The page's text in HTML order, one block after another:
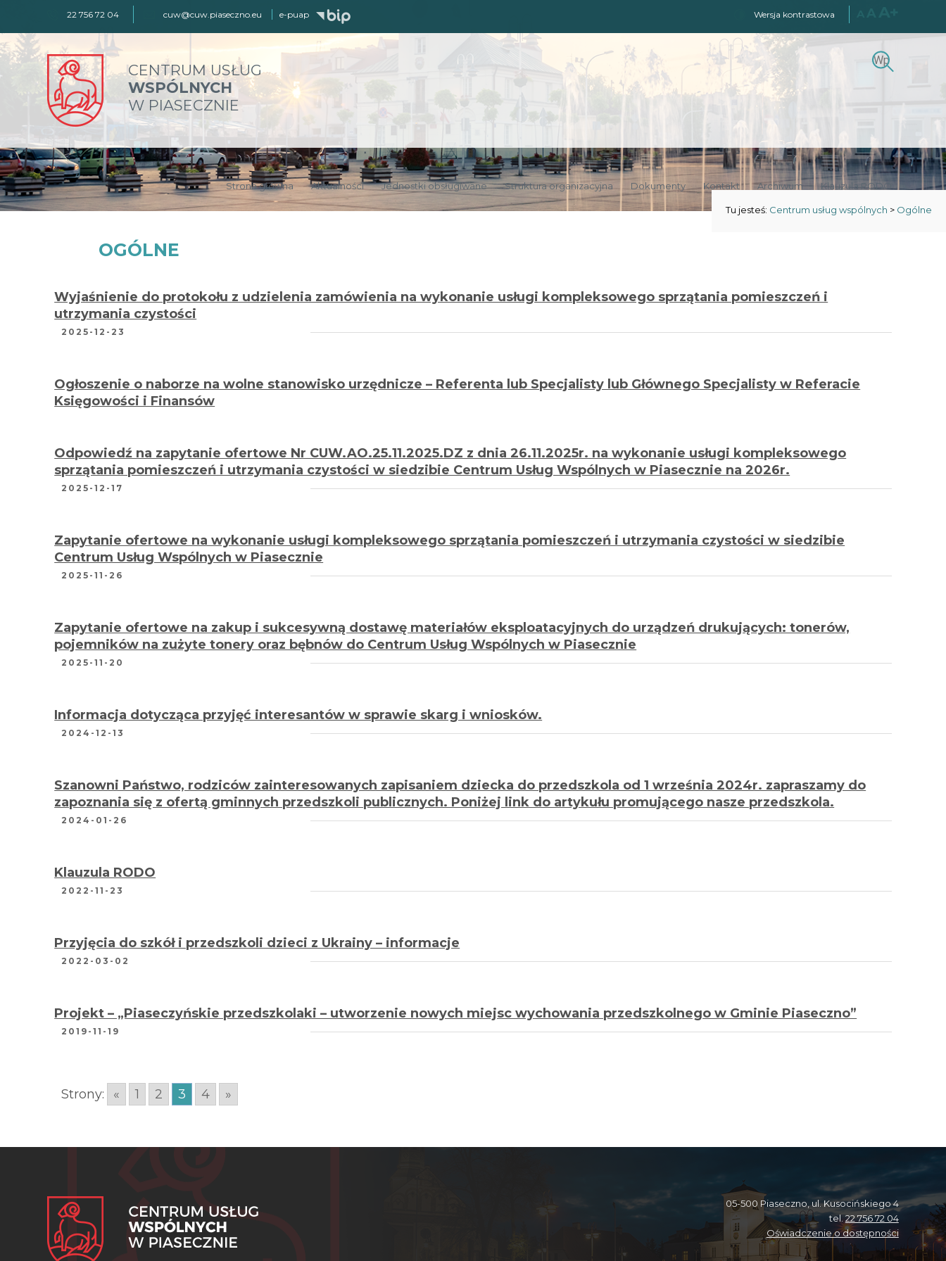
22 756 72 04 cuw@cuw.piaseczno.eu e-puap Wersja kontrastowa
CENTRUM USŁUG
WSPÓLNYCH
W PIASECZNIE
Strona główna Aktualności Jednostki obsługiwane Struktura organizacyjna Dokumenty Kontakt Archiwum Klauzula RODO
Szukaj:
Szukaj
Tu jesteś: Centrum usług wspólnych > Ogólne
OGÓLNE
Wyjaśnienie do protokołu z udzielenia zamówienia na wykonanie usługi kompleksowego sprzątania pomieszczeń i
utrzymania czystości
2025-12-23
Ogłoszenie o naborze na wolne stanowisko urzędnicze – Referenta lub Specjalisty lub Głównego Specjalisty w Referacie
Księgowości i Finansów
Odpowiedź na zapytanie ofertowe Nr CUW.AO.25.11.2025.DZ z dnia 26.11.2025r. na wykonanie usługi kompleksowego
sprzątania pomieszczeń i utrzymania czystości w siedzibie Centrum Usług Wspólnych w Piasecznie na 2026r.
2025-12-17
Zapytanie ofertowe na wykonanie usługi kompleksowego sprzątania pomieszczeń i utrzymania czystości w siedzibie
Centrum Usług Wspólnych w Piasecznie
2025-11-26
Zapytanie ofertowe na zakup i sukcesywną dostawę materiałów eksploatacyjnych do urządzeń drukujących: tonerów,
pojemników na zużyte tonery oraz bębnów do Centrum Usług Wspólnych w Piasecznie
2025-11-20
Informacja dotycząca przyjęć interesantów w sprawie skarg i wniosków.
2024-12-13
Szanowni Państwo, rodziców zainteresowanych zapisaniem dziecka do przedszkola od 1 września 2024r. zapraszamy do
zapoznania się z ofertą gminnych przedszkoli publicznych. Poniżej link do artykułu promującego nasze przedszkola.
2024-01-26
Klauzula RODO
2022-11-23
Przyjęcia do szkół i przedszkoli dzieci z Ukrainy – informacje
2022-03-02
Projekt – „Piaseczyńskie przedszkolaki – utworzenie nowych miejsc wychowania przedszkolnego w Gminie Piaseczno”
2019-11-19
Strony: « 1 2 3 4 »
05-500 Piaseczno, ul. Kusocińskiego 4
tel.22 756 72 04
Oświadczenie o dostępności